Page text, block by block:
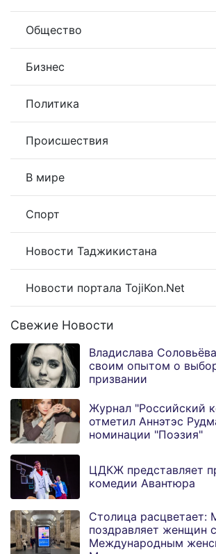
Общество
Бизнес
Политика
Происшествия
В мире
Спорт
Новости Таджикистана
Новости портала TojiKon.Net
Свежие Новости
Владислава
своим опытом о
призвании
Журнал "Российский
отметил Аннэтэс
номинации "Поэзия"
ЦДКЖ представляет
комедии Авантюра
Столица расцветает:
поздравляет женщин с
Международным